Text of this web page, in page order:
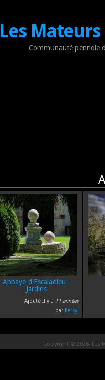
Les
Communauté pennole
Abbaye d'Escaladieu -
Jardins
Ajouté Il y a 11 années
par Persyl
Copyright © 2026, Les